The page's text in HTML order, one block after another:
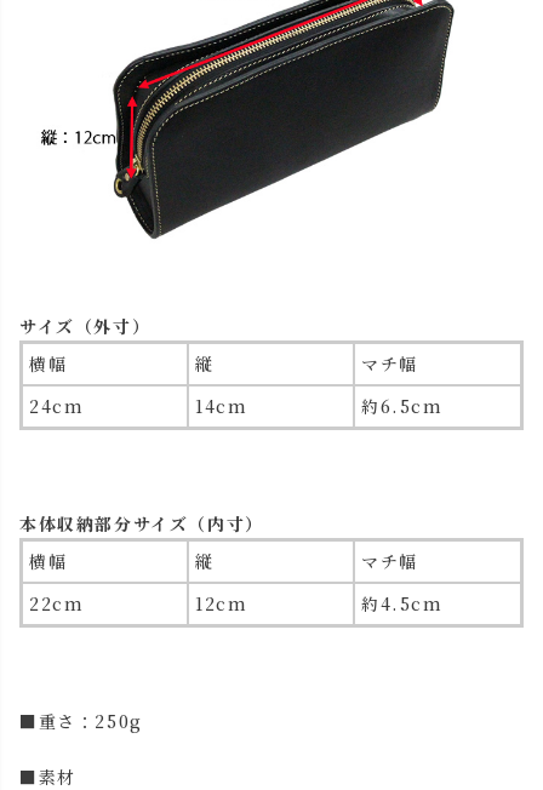
サイズ（外寸）
横幅
縦
マチ幅
24cm
14cm 約6.5cm
本体収納部分サイズ（内寸）
横幅
縦
マチ幅
22cm
12cm 約4.5cm
■重さ：250g
■素材